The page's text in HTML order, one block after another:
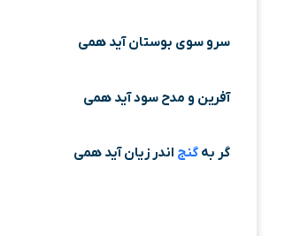
سرو سوی بوستان آید همی
آفرین و مدح سود آید همی
گر به گنج اندر زیان آید همی